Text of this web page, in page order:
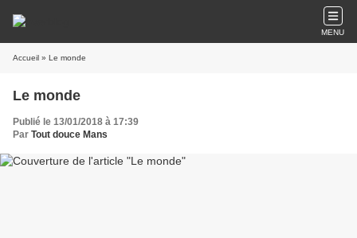
MENU
Accueil » Le monde
Le monde
Publié le 13/01/2018 à 17:39
Par Tout douce Mans